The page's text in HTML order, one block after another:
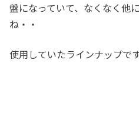
盤になっていて、なくなく他
ね・・
使用していたラインナップで